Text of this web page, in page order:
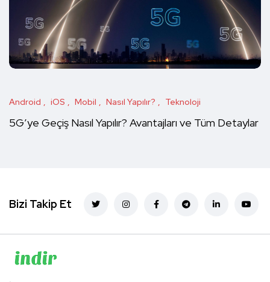
Android iOS Mobil Nasıl Yapılır? Teknoloji
5G’ye Geçiş Nasıl Yapılır? Avantajları ve Tüm Detaylar
Bizi Takip Et